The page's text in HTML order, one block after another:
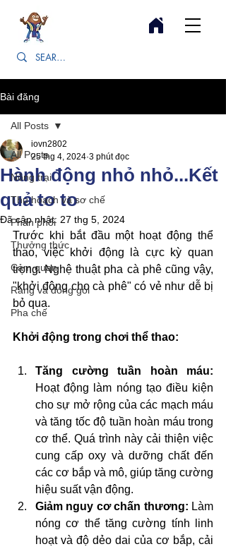
Bài đăng
All Posts
Nông trại
Thu hoạch và sơ chế
Phân phối
Thưởng thức
Cảm quan
Rang và đóng gói
Pha chế
All Posts
Hành động nhỏ nhỏ...Kết
quả to to
iovn2802
25 thg 4, 2024 3 phút đọc
Đã cập nhật: 27 thg 5, 2024
Trước khi bắt đầu một hoạt động thể
thao, việc khởi động là cực kỳ quan
trọng. Nghệ thuật pha cà phê cũng vậy,
"khởi động cho cà phê" có vẻ như dễ bị
bỏ qua.
Khởi động trong chơi thể thao:
Tăng cường tuần hoàn máu:
Hoạt động làm nóng tạo điều kiện
cho sự mở rộng của các mạch máu
và tăng tốc độ tuần hoàn máu trong
cơ thể. Quá trình này cải thiện việc
cung cấp oxy và dưỡng chất đến
các cơ bắp và mô, giúp tăng cường
hiệu suất vận động.
Giảm nguy cơ chấn thương: Làm
nóng cơ thể tăng cường tính linh
hoạt và độ dẻo dai của cơ bắp, cải